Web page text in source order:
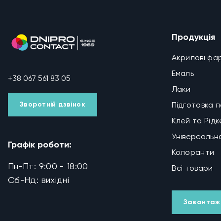
+38 067 561 83 05
Зворотній дзвінок
Графік роботи:
Пн-Пт: 9:00 - 18:00
Сб-Нд: вихідні
Продукція
Акрилові
Емаль
Лаки
Підготовка
Клей та
Колоранти
Всі товари